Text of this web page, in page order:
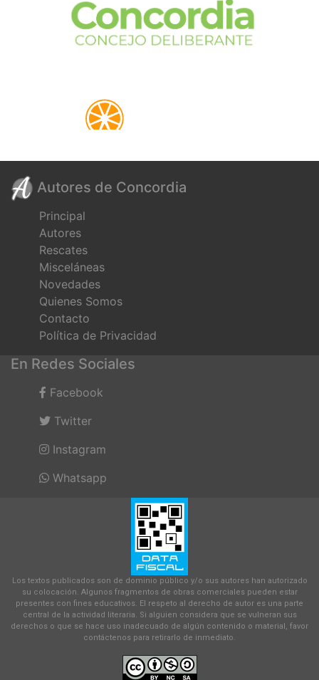
Autores de Concordia
Principal
Autores
Rescates
Misceláneas
Novedades
Quienes Somos
Contacto
Política de Privacidad
En Redes Sociales
Facebook
Twitter
Instagram
Whatsapp
Los textos publicados son de dominio público y/o sus autores han autorizado
su colocación. Algunos fragmentos de obras comerciales pueden estar
presentes con fines educativos. El respeto al derecho de autor es una parte
central de la actividad literaria. Si alguien considera que se vulneran sus
derechos o que se hace uso inadecuado de algún contenido o material, favor
contáctenos para retirarlo de inmediato.